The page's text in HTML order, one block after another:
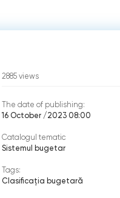
2885 views
The date of publishing:
16 October /2023 08:00
Catalogul tematic
Sistemul bugetar
Tags:
Clasificaţia bugetară